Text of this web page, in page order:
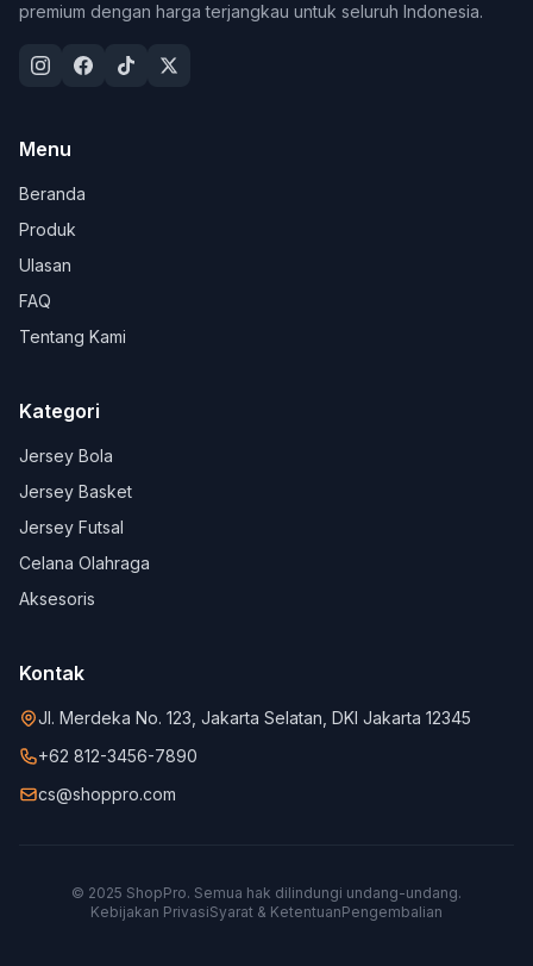
premium dengan harga terjangkau untuk seluruh Indonesia.
Menu
Beranda
Produk
Ulasan
FAQ
Tentang Kami
Kategori
Jersey Bola
Jersey Basket
Jersey Futsal
Celana Olahraga
Aksesoris
Kontak
Jl. Merdeka No. 123, Jakarta Selatan, DKI Jakarta 12345
+62 812-3456-7890
cs@shoppro.com
© 2025 ShopPro. Semua hak dilindungi undang-undang.
Kebijakan PrivasiSyarat & KetentuanPengembalian